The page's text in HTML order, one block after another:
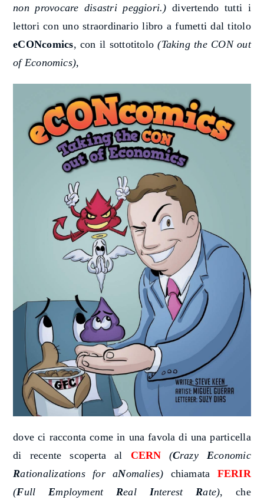
non provocare disastri peggiori.) divertendo tutti i
lettori con uno straordinario libro a fumetti dal titolo
eCONcomics, con il sottotitolo(Taking the CON out
of Economics),
dove ci racconta come in una favola di una particella
di recente scoperta al CERN (Crazy Economic
Rationalizations for aNomalies) chiamata FERIR
(Full Employment Real Interest Rate), che